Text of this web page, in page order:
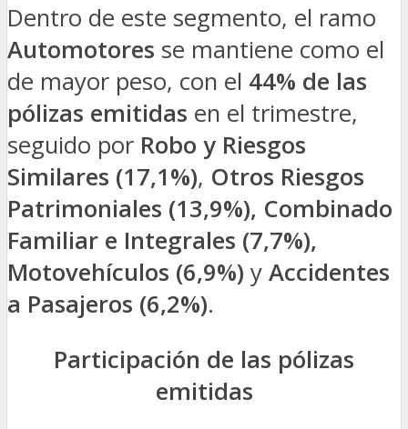
Dentro de este segmento, el ramo
Automotores se mantiene como el
de mayor peso, con el 44% de las
pólizas emitidas en el trimestre,
seguido por Robo y Riesgos
Similares (17,1%), Otros Riesgos
Patrimoniales (13,9%), Combinado
Familiar e Integrales (7,7%),
Motovehículos (6,9%) y Accidentes
a Pasajeros (6,2%).
Participación de las pólizas
emitidas